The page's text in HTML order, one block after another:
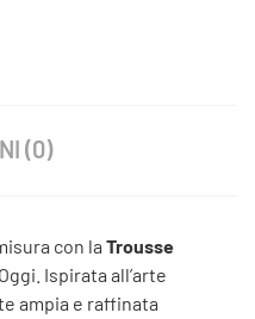
(0)
con la Trousse
Ispirata all’arte
ampia e raffinata